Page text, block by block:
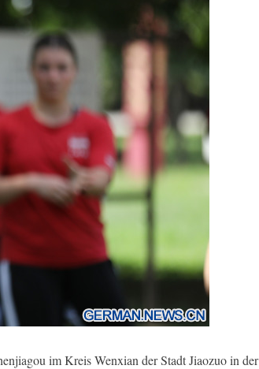
im Kreis Wenxian der Stadt Jiaozuo in der